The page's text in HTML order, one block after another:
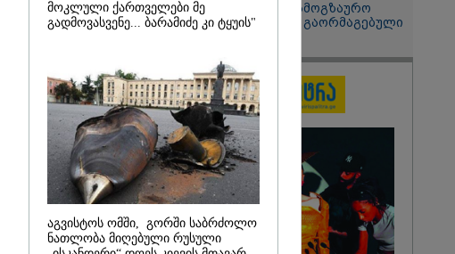
- მიხეილ
შეიძინე ალდაგის სამოგზაურო
დაზღვევა და მიიღე გაორმაგებული
მოკლული ქართველები მე
გადმოვასვენე... ბარამიძე კი ტყუის"
აგვისტოს ომში, გორში საბრძოლო
ნათლობა მიღებული რუსული